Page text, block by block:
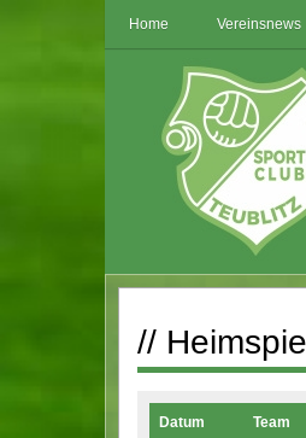
Home Vereinsnews
//
Datum Team